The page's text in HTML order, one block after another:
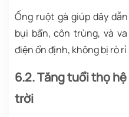
Ống ruột gà giúp dây
bụi bẩn, côn trùng, và
điện ổn định, không bị rò
6.2. Tăng tuổi thọ
trời